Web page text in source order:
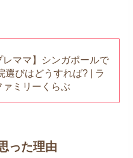
レママ】シンガポールで
選びはどうすれば? | ラ
ァミリーくらぶ
った理由